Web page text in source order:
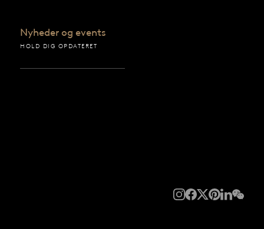
Nyheder og events
HOLD DIG OPDATERET